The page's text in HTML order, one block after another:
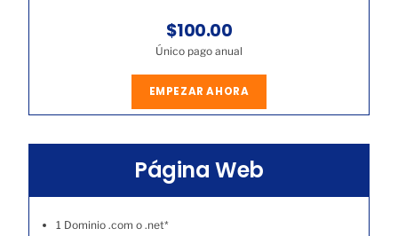
$100.00
Único pago anual
EMPEZAR AHORA
Página Web
1 Dominio .com o .net*